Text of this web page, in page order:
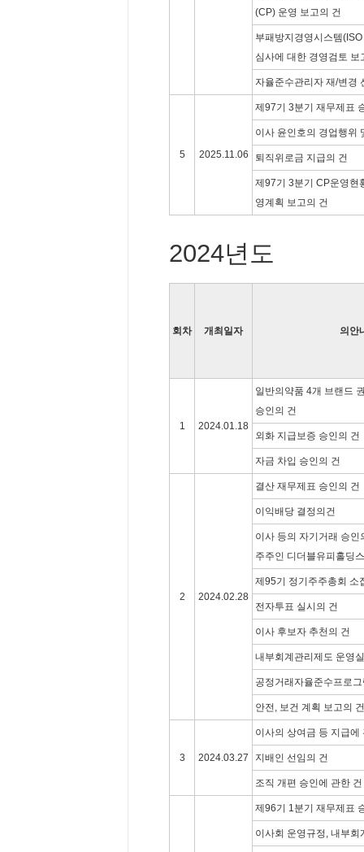
(CP) 운영 보고의 건
부패방지경영시스템
심사에 대한 경영검토 보
자율준수관리자 재/변경
5 2025.11.06
제97기 3분기 재무제표
이사 윤인호의 경업행위
퇴직위로금 지급의 건
제97기 3분기 CP운영현
영계획 보고의 건
2024년도
회차 개최일자 의안
1 2024.01.18
일반의약품 4개 브랜드
승인의 건
외화 지급보증 승인의 건
자금 차입 승인의 건
2 2024.02.28
결산 재무제표 승인의 건
이익배당 결정의건
이사 등의 자기거래 승인
주주인 디더블유피홀딩
제95기 정기주주총회 소
전자투표 실시의 건
이사 후보자 추천의 건
내부회계관리제도 운영
공정거래자율준수프로
안전, 보건 계획 보고의 건
3 2024.03.27
이사의 상여금 등 지급에
지배인 선임의 건
조직 개편 승인에 관한 건
제96기 1분기 재무제표
이사회 운영규정, 내부